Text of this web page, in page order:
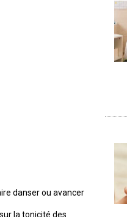
danser ou avancer
la tonicité des